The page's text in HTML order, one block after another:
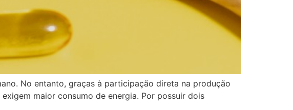
No entanto, graças à participação direta na produção
maior consumo de energia. Por possuir dois